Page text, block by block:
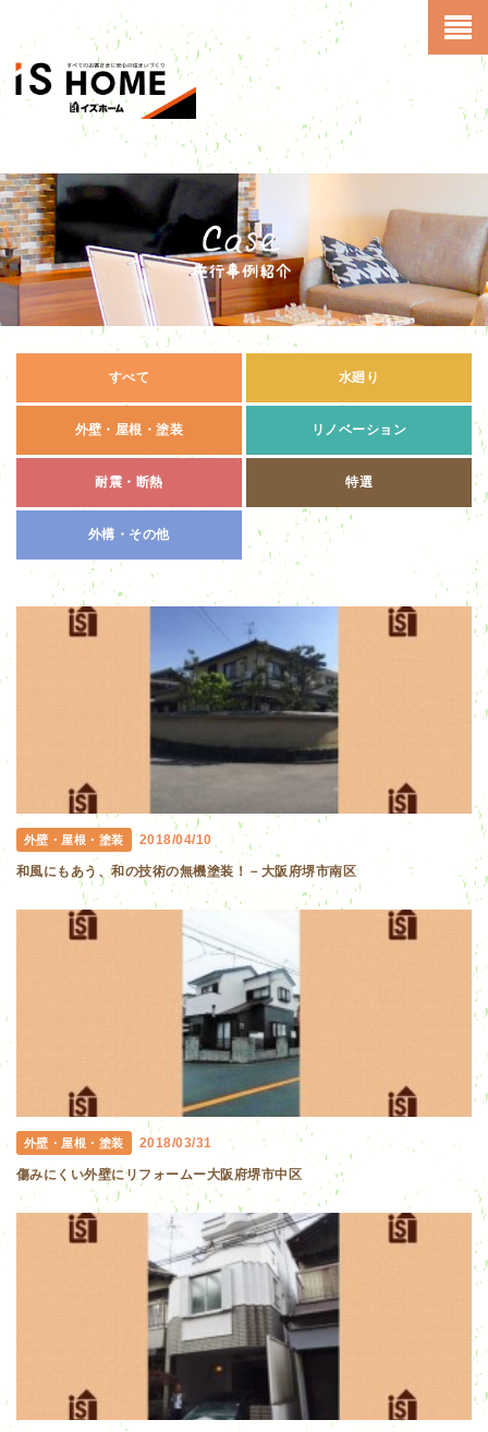
すべて 水廻り
外壁・屋根・塗装 リノベーション
耐震・断熱 特選
外構・その他
外壁・屋根・塗装 2018/04/10
和風にもあう、和の技術の無機塗装！－大阪府堺市南区
外壁・屋根・塗装 2018/03/31
傷みにくい外壁にリフォームー大阪府堺市中区